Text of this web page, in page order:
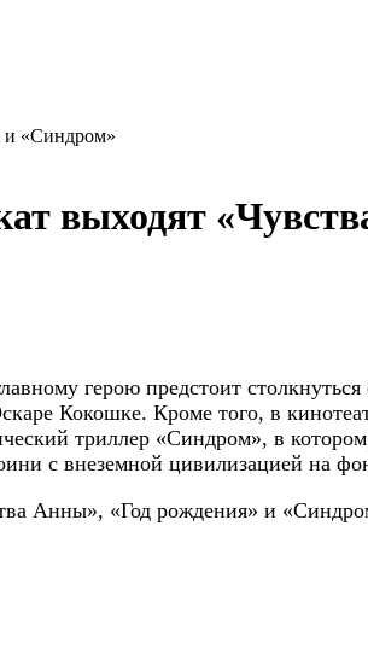
и «Синдром»
выходят
герою предстоит
Кокошке. Кроме того, в
триллер «Синдром», в
с внеземной цивилизацией на